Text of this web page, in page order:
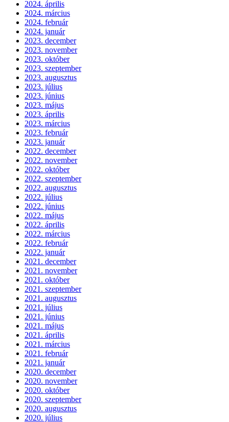
2024. április
2024. március
2024. február
2024. január
2023. december
2023. november
2023. október
2023. szeptember
2023. augusztus
2023. július
2023. június
2023. május
2023. április
2023. március
2023. február
2023. január
2022. december
2022. november
2022. október
2022. szeptember
2022. augusztus
2022. július
2022. június
2022. május
2022. április
2022. március
2022. február
2022. január
2021. december
2021. november
2021. október
2021. szeptember
2021. augusztus
2021. július
2021. június
2021. május
2021. április
2021. március
2021. február
2021. január
2020. december
2020. november
2020. október
2020. szeptember
2020. augusztus
2020. július